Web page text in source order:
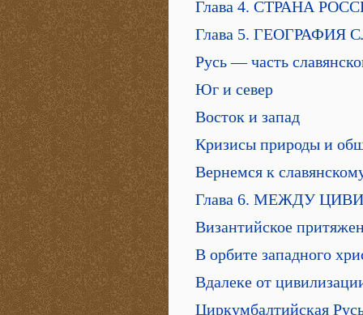
Глава 4. СТРАНА
Глава 5. ГЕОГРАФИЯ
Русь — часть
Юг и север
Восток и запад
Кризисы природы и
Вернемся к
Глава 6. МЕЖДУ
Византийское
В орбите западного
Вдалеке от
Циркумбалтийская